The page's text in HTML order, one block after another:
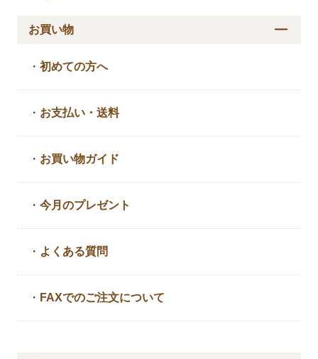
お買い物
・初めての方へ
・ お支払い・送料
・ お買い物ガイド
・今月のプレゼント
・ よくある質問
・ FAXでのご注文について